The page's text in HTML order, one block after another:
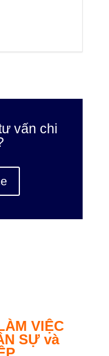
vấn chi
VIỆC
SỰ và